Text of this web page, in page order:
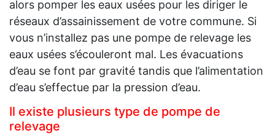
alors pomper les eaux usées pour les diriger le
réseaux d’assainissement de votre commune. Si
vous n’installez pas une pompe de relevage les
eaux usées s’écouleront mal. Les évacuations
d’eau se font par gravité tandis que l’alimentation
d’eau s’effectue par la pression d’eau.
Il existe plusieurs type de pompe de
relevage